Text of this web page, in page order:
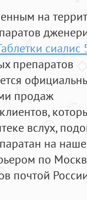
на
препаратов
продаж
вслух,
на
по
почтой